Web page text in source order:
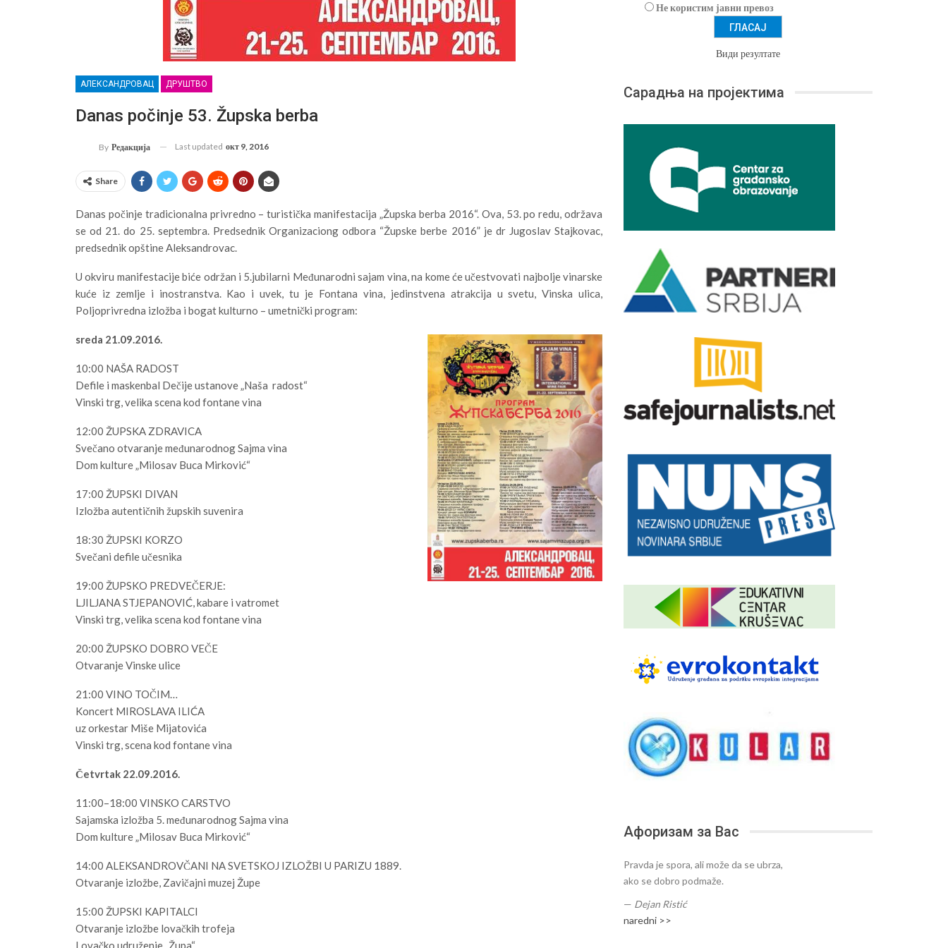
АЛЕКСАНДРОВАЦ ДРУШТВО
Danas počinje 53. Župska berba
By Редакција Last updated окт 9, 2016
Share
Danas počinje tradicionalna privredno – turistička manifestacija „Župska berba 2016“. Ova, 53. po redu, održava
se od 21. do 25. septembra. Predsednik Organizaciong odbora “Župske berbe 2016” je dr Jugoslav Stajkovac,
predsednik opštine Aleksandrovac.
U okviru manifestacije biće održan i 5.jubilarni Međunarodni sajam vina, na kome će učestvovati najbolje vinarske
kuće iz zemlje i inostranstva. Kao i uvek, tu je Fontana vina, jedinstvena atrakcija u svetu, Vinska ulica,
Poljoprivredna izložba i bogat kulturno – umetnički program:
sreda 21.09.2016.
10:00 NAŠA RADOST
Defile i maskenbal Dečije ustanove „Naša radost“
Vinski trg, velika scena kod fontane vina
12:00 ŽUPSKA ZDRAVICA
Svečano otvaranje međunarodnog Sajma vina
Dom kulture „Milosav Buca Mirković“
17:00 ŽUPSKI DIVAN
Izložba autentičnih župskih suvenira
18:30 ŽUPSKI KORZO
Svečani defile učesnika
19:00 ŽUPSKO PREDVEČERJE:
LJILJANA STJEPANOVIĆ, kabare i vatromet
Vinski trg, velika scena kod fontane vina
20:00 ŽUPSKO DOBRO VEČE
Otvaranje Vinske ulice
21:00 VINO TOČIM…
Koncert MIROSLAVA ILIĆA
uz orkestar Miše Mijatovića
Vinski trg, scena kod fontane vina
Četvrtak 22.09.2016.
11:00–18:00 VINSKO CARSTVO
Sajamska izložba 5. međunarodnog Sajma vina
Dom kulture „Milosav Buca Mirković“
14:00 ALEKSANDROVČANI NA SVETSKOJ IZLOŽBI U PARIZU 1889.
Otvaranje izložbe, Zavičajni muzej Župe
15:00 ŽUPSKI KAPITALCI
Otvaranje izložbe lovačkih trofeja
Lovačko udruženje „Župa“
Не користим јавни превоз
Види резултате
Сарадња на пројектима
Афоризам за Вас
Pravda je spora, ali može da se ubrza,
ako se dobro podmaže.
— Dejan Ristić
naredni >>